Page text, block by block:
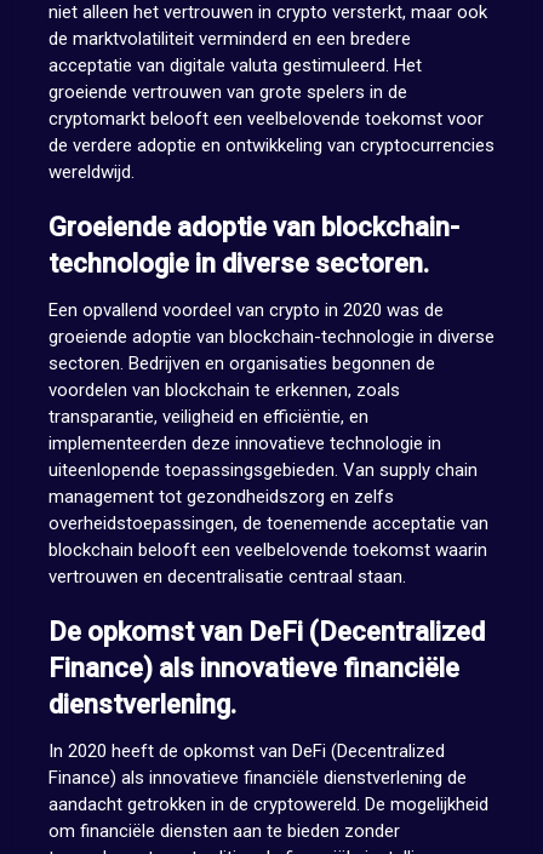
niet alleen het vertrouwen in crypto versterkt, maar ook
de marktvolatiliteit verminderd en een bredere
acceptatie van digitale valuta gestimuleerd. Het
groeiende vertrouwen van grote spelers in de
cryptomarkt belooft een veelbelovende toekomst voor
de verdere adoptie en ontwikkeling van cryptocurrencies
wereldwijd.
Groeiende adoptie van blockchain-
technologie in diverse sectoren.
Een opvallend voordeel van crypto in 2020 was de
groeiende adoptie van blockchain-technologie in diverse
sectoren. Bedrijven en organisaties begonnen de
voordelen van blockchain te erkennen, zoals
transparantie, veiligheid en efficiëntie, en
implementeerden deze innovatieve technologie in
uiteenlopende toepassingsgebieden. Van supply chain
management tot gezondheidszorg en zelfs
overheidstoepassingen, de toenemende acceptatie van
blockchain belooft een veelbelovende toekomst waarin
vertrouwen en decentralisatie centraal staan.
De opkomst van DeFi (Decentralized
Finance) als innovatieve financiële
dienstverlening.
In 2020 heeft de opkomst van DeFi (Decentralized
Finance) als innovatieve financiële dienstverlening de
aandacht getrokken in de cryptowereld. De mogelijkheid
om financiële diensten aan te bieden zonder